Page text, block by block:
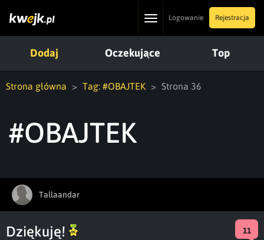
ToggleLogowanie Rejestracja
Dodaj Oczekujące Top
Strona główna Tag: #OBAJTEK Strona 36
#OBAJTEK
Tallaandar
Dziękuję! 11